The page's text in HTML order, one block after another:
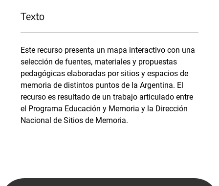
Texto
Este recurso presenta un mapa interactivo con una
selección de fuentes, materiales y propuestas
pedagógicas elaboradas por sitios y espacios de
memoria de distintos puntos de la Argentina. El
recurso es resultado de un trabajo articulado entre
el Programa Educación y Memoria y la Dirección
Nacional de Sitios de Memoria.